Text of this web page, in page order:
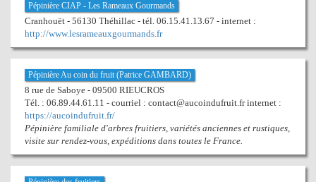
Pépinière CIAP - Les Rameaux Gourmands
Cranhouët - 56130 Théhillac - tél. 06.15.41.13.67 - internet :
http://www.lesrameauxgourmands.fr
Pépinière Au coin du fruit (Patrice GAMBARD)
8 rue de Saboye - 09500 RIEUCROS
Tél. : 06.89.44.61.11 - courriel : contact@aucoindufruit.fr internet :
https://aucoindufruit.fr/
Pépinière familiale d'arbres fruitiers, variétés anciennes et rustiques,
visite sur rendez-vous, expéditions dans toutes le France.